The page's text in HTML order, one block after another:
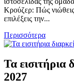
Κρούζερ: Πώς
επιλέξεις την...
Περισσότερα
Τα εισιτήρια
2027